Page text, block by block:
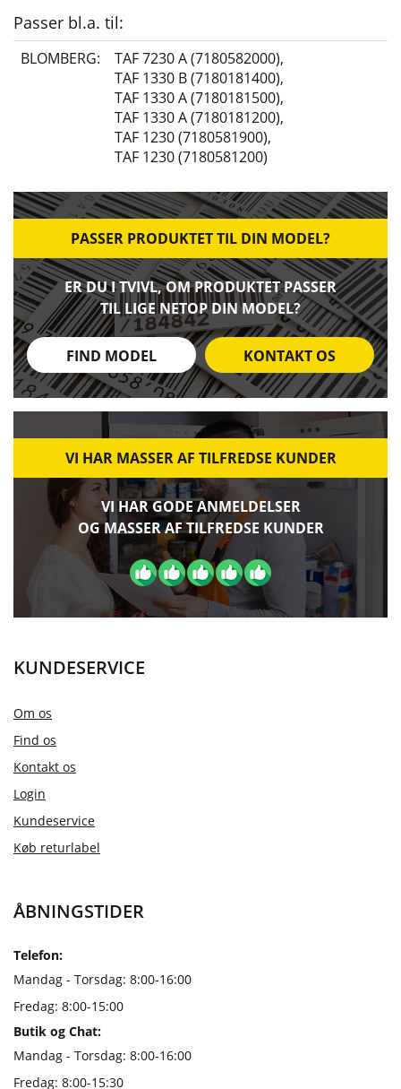
Passer bl.a. til:
BLOMBERG: TAF 7230 A (7180582000),
TAF 1330 B (7180181400),
TAF 1330 A (7180181500),
TAF 1330 A (7180181200),
TAF 1230 (7180581900),
TAF 1230 (7180581200)
PASSER PRODUKTET TIL DIN MODEL?
ER DU I TVIVL, OM PRODUKTET PASSER
TIL LIGE NETOP DIN MODEL?
FIND MODEL KONTAKT OS
VI HAR MASSER AF TILFREDSE KUNDER
VI HAR GODE ANMELDELSER
OG MASSER AF TILFREDSE KUNDER
KUNDESERVICE
Om os
Find os
Kontakt os
Login
Kundeservice
Køb returlabel
ÅBNINGSTIDER
Telefon:
Mandag - Torsdag: 8:00-16:00
Fredag: 8:00-15:00
Butik og Chat:
Mandag - Torsdag: 8:00-16:00
Fredag: 8:00-15:30